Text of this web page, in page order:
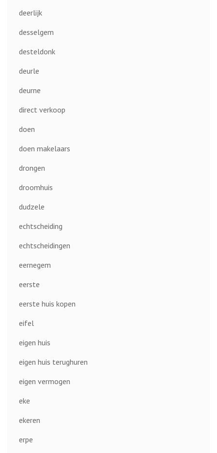
deerlijk
desselgem
desteldonk
deurle
deurne
direct verkoop
doen
doen makelaars
drongen
droomhuis
dudzele
echtscheiding
echtscheidingen
eernegem
eerste
eerste huis kopen
eifel
eigen huis
eigen huis terughuren
eigen vermogen
eke
ekeren
erpe